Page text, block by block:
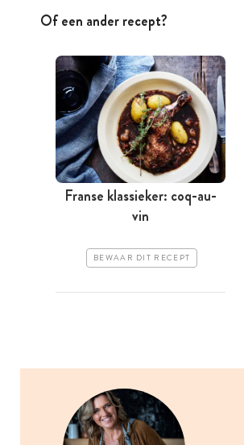
Of een ander recept?
Franse klassieker: coq-au-
vin
BEWAAR DIT RECEPT